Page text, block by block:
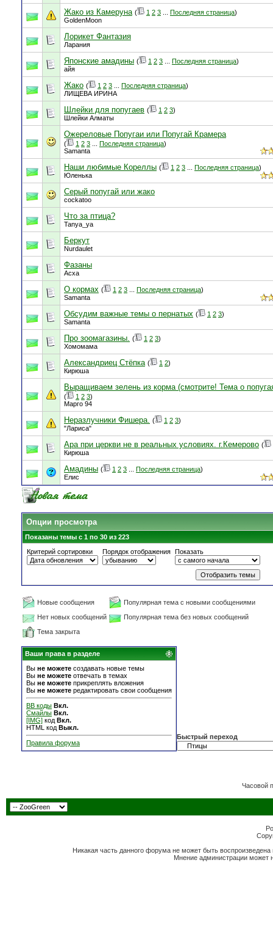
Жако из Камеруна ( 1 2 3 Последняя страница)
GoldenMoon
Лорикет Фантазия
Ларания
Японские амадины ( 1 2 3 Последняя страница)
айя
Жако ( 1 2 3 Последняя страница)
ЛИЩЕВА ИРИНА
Шлейки для попугаев ( 1 2 3)
Шлейки Алматы
Ожереловые Попугаи или Попугай Крамера
( 1 2 3 Последняя страница)
Samanta
Наши любимые Кореллы ( 1 2 3 Последняя страница)
Юленька
Серый попугай или жако
cockatoo
Что за птица?
Tanya_ya
Беркут
Nurdaulet
Фазаны
Асха
О кормах ( 1 2 3 Последняя страница)
Samanta
Обсудим важные темы о пернатых ( 1 2 3)
Samanta
Про зоомагазины. ( 1 2 3)
Хомомама
Александриец Стёпка ( 1 2)
Кирюша
Выращиваем зелень из корма (смотрите! Тема о
( 1 2 3)
Марго 94
Неразлучники Фишера. ( 1 2 3)
"Лариса"
Ара при церкви не в реальных условиях. г.Кемерово (
Кирюша
Амадины ( 1 2 3 Последняя страница)
Елис
Опции просмотра
Показаны темы с 1 по 30 из 223
Критерий сортировки
Порядок отображения Показать
Новые сообщения
Популярная тема с новыми сообщениями
Нет новых сообщений
Популярная тема без новых сообщений
Тема закрыта
Ваши права в разделе
Вы не можете создавать новые темы
Вы не можете отвечать в темах
Вы не можете прикреплять вложения
Вы не можете редактировать свои сообщения
BB коды Вкл.
Смайлы Вкл.
[IMG] код Вкл.
HTML код Выкл.
Правила форума
Быстрый переход
Часовой
Никакая часть данного форума не может быть
Мнение администрации может